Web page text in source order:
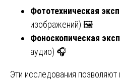
Фототехническая
изображений) 🖼️
Фоноскопическая
аудио) 🎧
Эти исследования позволяют